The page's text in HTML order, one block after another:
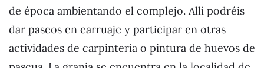
de época ambientando el complejo. Allí podréis
dar paseos en carruaje y participar en otras
actividades de carpintería o pintura de huevos de